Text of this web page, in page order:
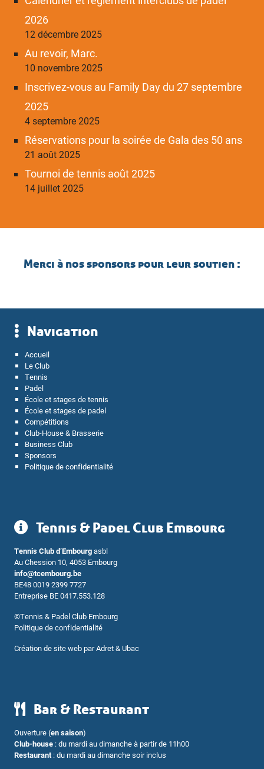
2026
12 décembre 2025
Au revoir, Marc.
10 novembre 2025
Inscrivez-vous au Family Day du 27 septembre
2025
4 septembre 2025
Réservations pour la soirée de Gala des 50 ans
21 août 2025
Tournoi de tennis août 2025
14 juillet 2025
Merci à nos sponsors pour leur soutien :
Navigation
Accueil
Le Club
Tennis
Padel
École et stages de tennis
École et stages de padel
Compétitions
Club-House & Brasserie
Business Club
Sponsors
Politique de confidentialité
Tennis & Padel Club Embourg
Tennis Club d’Embourgasbl
Au Chession 10, 4053 Embourg
info@tcembourg.be
BE48 0019 2399 7727
Entreprise BE 0417.553.128
©Tennis & Padel Club Embourg
Politique de confidentialité
Création de site web parAdret & Ubac
Bar & Restaurant
Ouverture (en saison)
Club-house : du mardi au dimanche à partir de 11h00
Restaurant: du mardi au dimanche soir inclus